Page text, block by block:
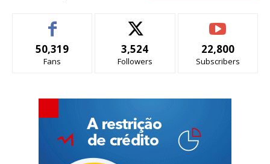
50,319
Fans
3,524
Followers
22,800
Subscribers